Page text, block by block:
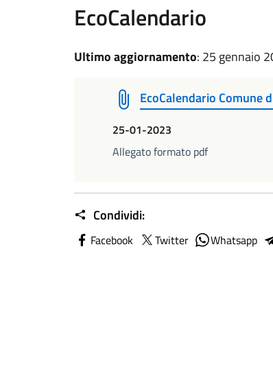
EcoCalendario
Ultimo aggiornamento: 25 gennaio
EcoCalendario Comune
25-01-2023
Allegato formato pdf
Condividi:
Facebook Twitter Whatsapp